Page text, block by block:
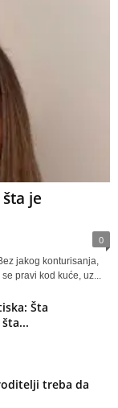
je
0
jakog konturisanja,
pravi kod kuće, uz...
Šta
treba da